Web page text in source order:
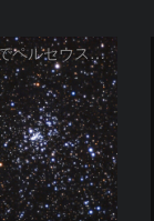
DWARF-miniでペルセウス座の二重星団